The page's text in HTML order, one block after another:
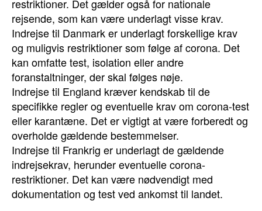
restriktioner. Det gælder også for nationale
rejsende, som kan være underlagt visse krav.
Indrejse til Danmark er underlagt forskellige krav
og muligvis restriktioner som følge af corona. Det
kan omfatte test, isolation eller andre
foranstaltninger, der skal følges nøje.
Indrejse til England kræver kendskab til de
specifikke regler og eventuelle krav om corona-test
eller karantæne. Det er vigtigt at være forberedt og
overholde gældende bestemmelser.
Indrejse til Frankrig er underlagt de gældende
indrejsekrav, herunder eventuelle corona-
restriktioner. Det kan være nødvendigt med
dokumentation og test ved ankomst til landet.